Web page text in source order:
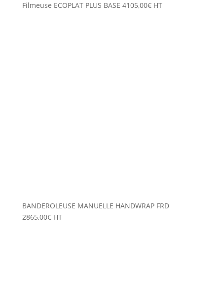
Filmeuse ECOPLAT PLUS BASE 4105,00€ HT
BANDEROLEUSE MANUELLE HANDWRAP FRD
2865,00€ HT